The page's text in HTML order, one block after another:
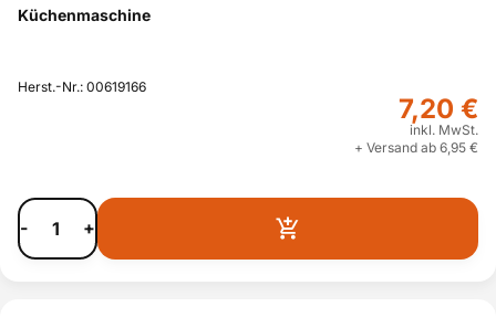
Küchenmaschine
Herst.-Nr.: 00619166
7,20 €
inkl. MwSt.
+ Versand ab 6,95 €
- +